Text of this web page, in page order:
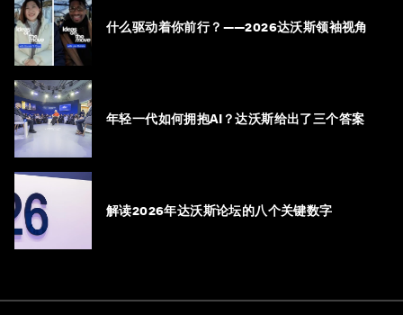
什么驱动着你前行？——2026达沃斯领袖视角
年轻一代如何拥抱AI？达沃斯给出了三个答案
解读2026年达沃斯论坛的八个关键数字